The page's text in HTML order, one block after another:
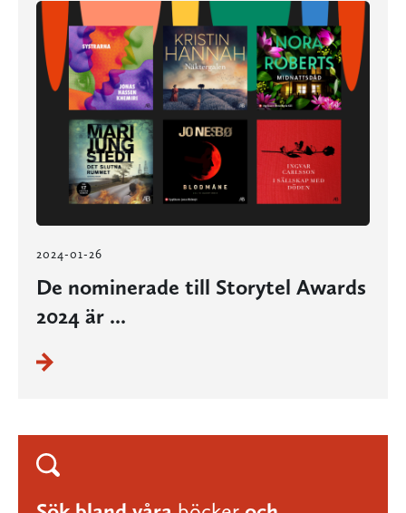
2024-01-26
De nominerade till Storytel Awards
2024 är ...